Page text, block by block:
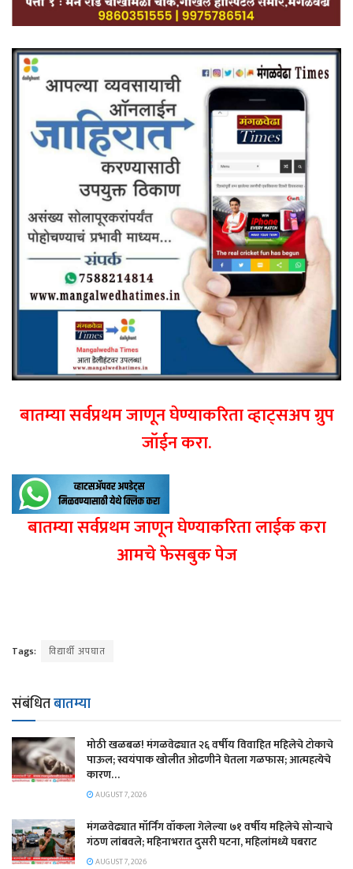
बातम्या सर्वप्रथम जाणून घेण्याकरिता व्हाट्सअप ग्रुप
जॉईन करा.
बातम्या सर्वप्रथम जाणून घेण्याकरिता लाईक करा
आमचे फेसबुक पेज
Tags: विद्यार्थी अपघात
संबंधितबातम्या
मोठी खळबळ! मंगळवेढ्यात २६ वर्षीय विवाहित महिलेचे टोकाचे
पाऊल; स्वयंपाक खोलीत ओढणीने घेतला गळफास; आत्महत्येचे
कारण…
AUGUST 7, 2026
मंगळवेढ्यात मॉर्निंग वॉकला गेलेल्या ७१ वर्षीय महिलेचे सोन्याचे
गंठण लांबवले; महिनाभरात दुसरी घटना, महिलांमध्ये घबराट
AUGUST 7, 2026